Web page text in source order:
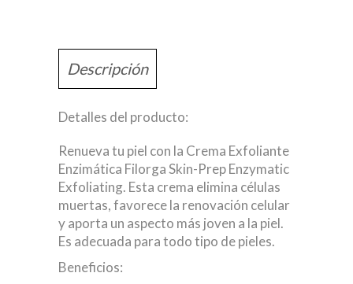
Descripción
Detalles del producto:
Renueva tu piel con la Crema Exfoliante
Enzimática Filorga Skin-Prep Enzymatic
Exfoliating. Esta crema elimina células
muertas, favorece la renovación celular
y aporta un aspecto más joven a la piel.
Es adecuada para todo tipo de pieles.
Beneficios: